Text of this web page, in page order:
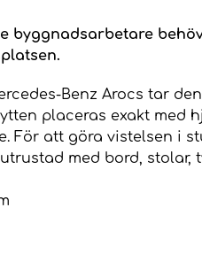
byggnadsarbetare
Benz Arocs tar
placeras exakt med
För att göra vistelsen i
med bord, stolar,